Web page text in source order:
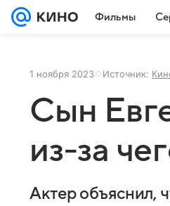
Фильмы
1 ноября 2023 Источник:
Сын
из-за
Актер объяснил,